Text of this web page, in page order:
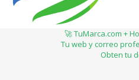
🚀 TuMarca.com +
Tu web y correo
Obten tu